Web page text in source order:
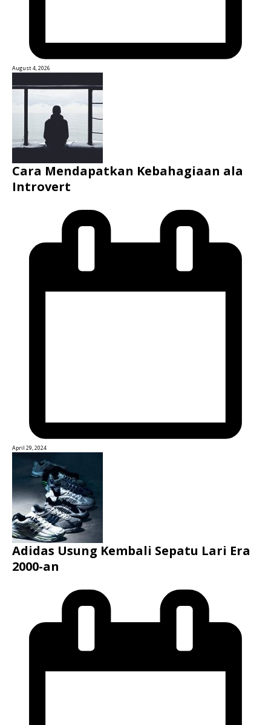
August 4, 2026
Cara Mendapatkan Kebahagiaan ala
Introvert
April 29, 2024
Adidas Usung Kembali Sepatu Lari Era
2000-an